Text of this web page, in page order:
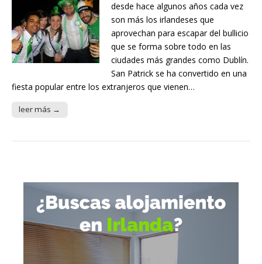
desde hace algunos años cada vez
son más los irlandeses que
aprovechan para escapar del bullicio
que se forma sobre todo en las
ciudades más grandes como Dublín.
San Patrick se ha convertido en una
fiesta popular entre los extranjeros que vienen…
leer más →